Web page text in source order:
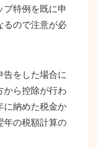
プ特例を既に申
るので注意が必
告をした場合に
から控除が行わ
に納めた税金か
年の税額計算の